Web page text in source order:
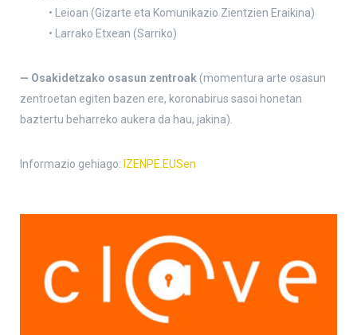
• Leioan (Gizarte eta Komunikazio Zientzien Eraikina)
• Larrako Etxean (Sarriko)
— Osakidetzako osasun zentroak (momentura arte osasun
zentroetan egiten bazen ere, koronabirus sasoi honetan
baztertu beharreko aukera da hau, jakina).
Informazio gehiago: IZENPE.EUSen